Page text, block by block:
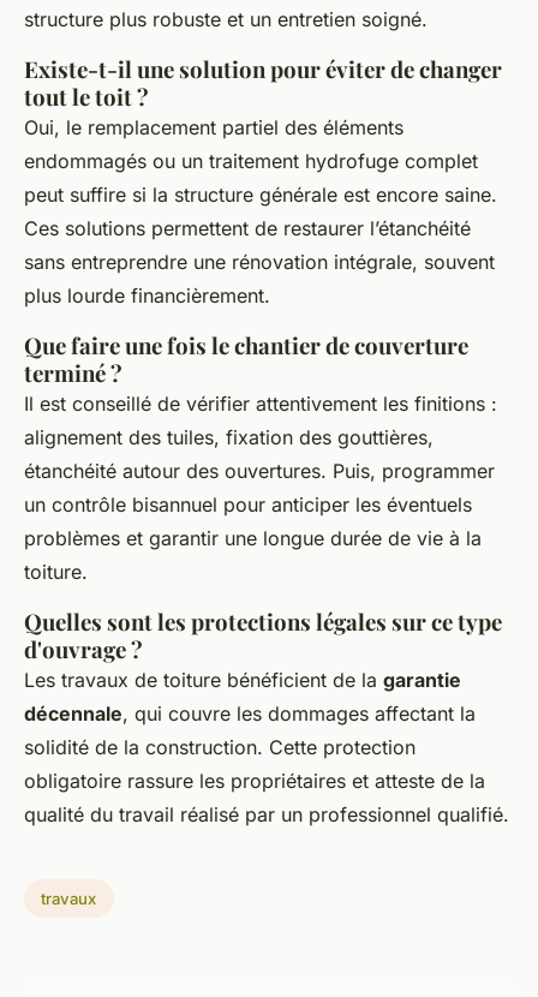
structure plus robuste et un entretien soigné.
Existe-t-il une solution pour éviter de changer
tout le toit ?
Oui, le remplacement partiel des éléments
endommagés ou un traitement hydrofuge complet
peut suffire si la structure générale est encore saine.
Ces solutions permettent de restaurer l’étanchéité
sans entreprendre une rénovation intégrale, souvent
plus lourde financièrement.
Que faire une fois le chantier de couverture
terminé ?
Il est conseillé de vérifier attentivement les finitions :
alignement des tuiles, fixation des gouttières,
étanchéité autour des ouvertures. Puis, programmer
un contrôle bisannuel pour anticiper les éventuels
problèmes et garantir une longue durée de vie à la
toiture.
Quelles sont les protections légales sur ce type
d'ouvrage ?
Les travaux de toiture bénéficient de la garantie
décennale, qui couvre les dommages affectant la
solidité de la construction. Cette protection
obligatoire rassure les propriétaires et atteste de la
qualité du travail réalisé par un professionnel qualifié.
travaux